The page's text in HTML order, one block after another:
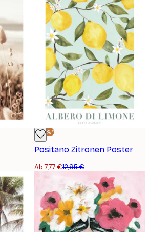
-40%*
Positano Zitronen Poster
Ab 7,77 €12,95 €